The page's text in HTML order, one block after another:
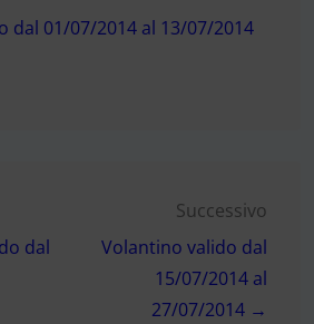
dal 01/07/2014 al 13/07/2014
dal
Successivo
Volantino valido dal
15/07/2014 al
27/07/2014 →